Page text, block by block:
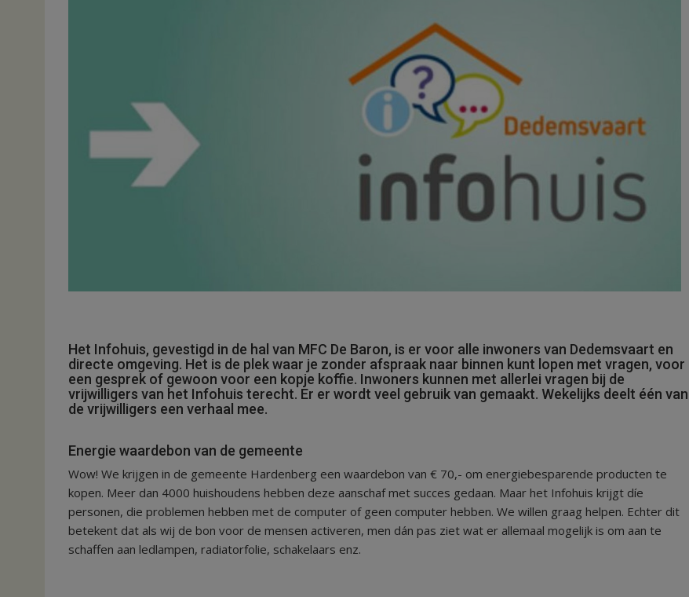
Het Infohuis, gevestigd in de hal van MFC De Baron, is er voor alle inwoners van Dedemsvaart en
directe omgeving. Het is de plek waar je zonder afspraak naar binnen kunt lopen met vragen, voor
een gesprek of gewoon voor een kopje koffie. Inwoners kunnen met allerlei vragen bij de
vrijwilligers van het Infohuis terecht. Er er wordt veel gebruik van gemaakt. Wekelijks deelt één van
de vrijwilligers een verhaal mee.
Energie waardebon van de gemeente
Wow! We krijgen in de gemeente Hardenberg een waardebon van € 70,- om energiebesparende producten te
kopen. Meer dan 4000 huishoudens hebben deze aanschaf met succes gedaan. Maar het Infohuis krijgt díe
personen, die problemen hebben met de computer of geen computer hebben. We willen graag helpen. Echter dit
betekent dat als wij de bon voor de mensen activeren, men dán pas ziet wat er allemaal mogelijk is om aan te
schaffen aan ledlampen, radiatorfolie, schakelaars enz.